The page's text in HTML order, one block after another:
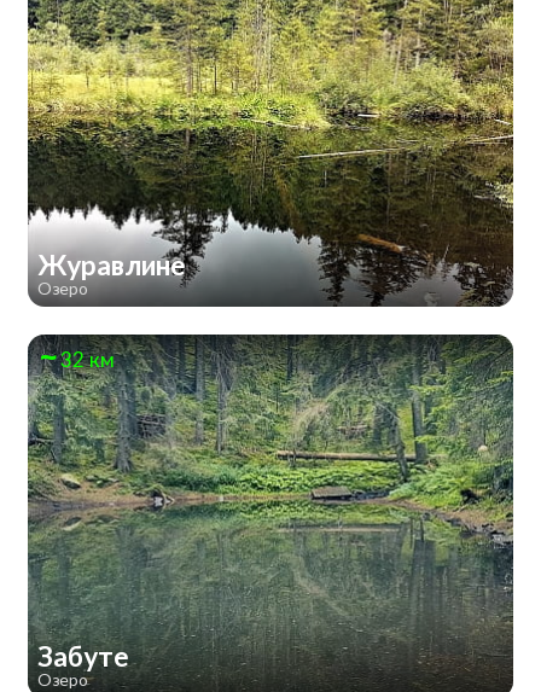
Журавлине
Озеро
32 км
Забуте
Озеро